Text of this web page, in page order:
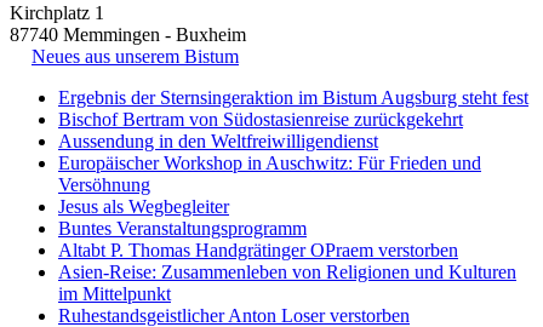
Kirchplatz 1
87740 Memmingen - Buxheim
Neues aus unserem Bistum
Ergebnis der Sternsingeraktion im Bistum Augsburg steht fest
Bischof Bertram von Südostasienreise zurückgekehrt
Aussendung in den Weltfreiwilligendienst
Europäischer Workshop in Auschwitz: Für Frieden und
Versöhnung
Jesus als Wegbegleiter
Buntes Veranstaltungsprogramm
Altabt P. Thomas Handgrätinger OPraem verstorben
Asien-Reise: Zusammenleben von Religionen und Kulturen
im Mittelpunkt
Ruhestandsgeistlicher Anton Loser verstorben